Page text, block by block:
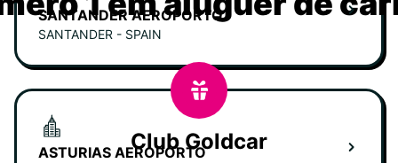
SANTANDER AEROPORTO
SANTANDER - SPAIN
ASTURIAS AEROPORTO
Club Goldcar